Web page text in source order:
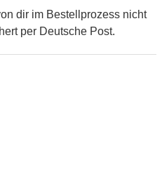
dir im Bestellprozess nicht
per Deutsche Post.